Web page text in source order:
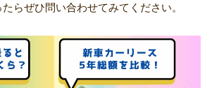
らぜひ問い合わせてみてください。